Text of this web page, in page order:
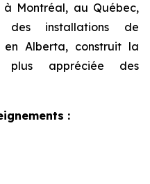
Montréal, au Québec,
des installations de
Alberta, construit la
plus appréciée des
: